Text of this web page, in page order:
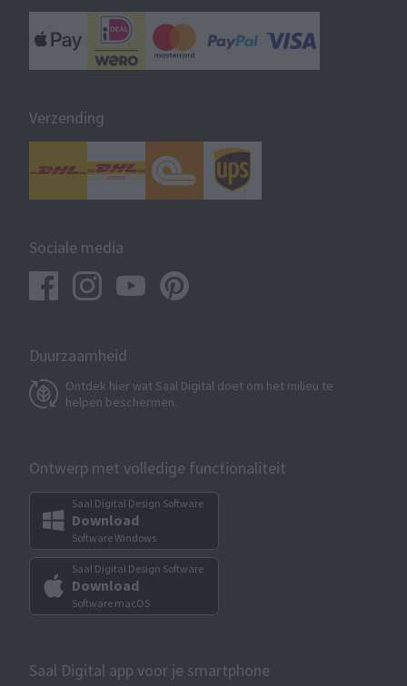
Verzending
Sociale media
Duurzaamheid
Ontdek hier wat Saal Digital doet om het milieu te
helpen beschermen.
Ontwerp met volledige functionaliteit
Saal Digital Design Software
Download
Software Windows
Saal Digital Design Software
Download
Software macOS
Saal Digital app voor je smartphone